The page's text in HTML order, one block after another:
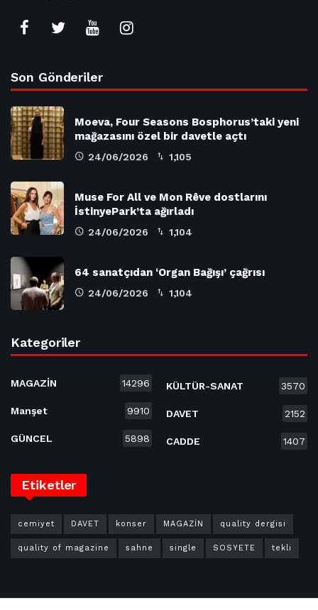
Son Gönderiler
Moeva, Four Seasons Bosphorus’taki yeni
mağazasını özel bir davetle açtı
24/06/2026 1,105
Muse For All ve Mon Rêve dostlarını
İstinyePark’ta ağırladı
24/06/2026 1,104
64 sanatçıdan ‘Organ Bağışı’ çağrısı
24/06/2026 1,104
Kategoriler
MAGAZİN 14296
Manşet 9910
GÜNCEL 5898
KÜLTÜR-SANAT 3570
DAVET 2152
CADDE 1407
Etiketler
cemiyet DAVET konser MAGAZİN quality dergisi
quality of magazine sahne single SOSYETE tekli